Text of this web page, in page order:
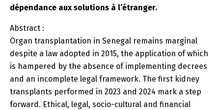
dépendance aux solutions à l’étranger.
Abstract :
Organ transplantation in Senegal remains marginal
despite a law adopted in 2015, the application of which
is hampered by the absence of implementing decrees
and an incomplete legal framework. The first kidney
transplants performed in 2023 and 2024 mark a step
forward. Ethical, legal, socio-cultural and financial